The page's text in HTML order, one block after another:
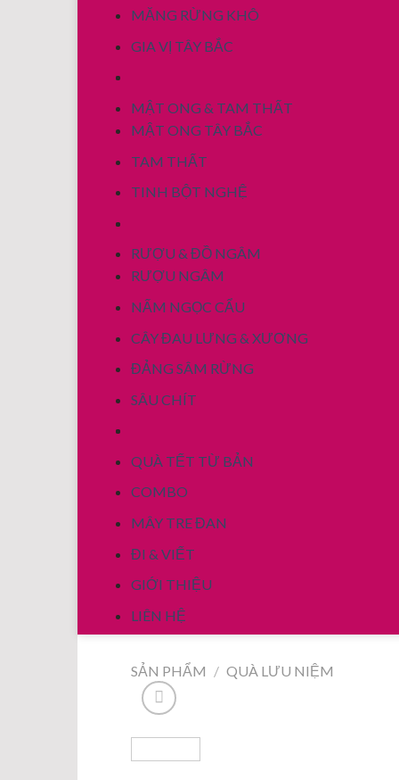
MĂNG RỪNG KHÔ
GIA VỊ TÂY BẮC
MẬT ONG & TAM THẤT
MẬT ONG TÂY BẮC
TAM THẤT
TINH BỘT NGHỆ
RƯỢU & ĐỒ NGÂM
RƯỢU NGÂM
NẤM NGỌC CẨU
CÂY ĐAU LƯNG & XƯƠNG
ĐẢNG SÂM RỪNG
SÂU CHÍT
QUÀ TẾT TỪ BẢN
COMBO
MÂY TRE ĐAN
ĐI & VIẾT
GIỚI THIỆU
LIÊN HỆ
SẢN PHẨM / QUÀ LƯU NIỆM